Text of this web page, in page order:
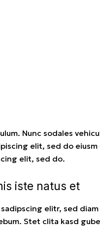
Nunc sodales
elit, sed do
elit, sed do.
iste natus et
elitr, sed
Stet clita kasd